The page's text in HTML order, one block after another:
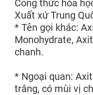
Công thức hóa
Xuất xứ Trung
* Tên gọi khác:
Monohydrate,
chanh.
* Ngoại quan:
trắng, có mùi vị